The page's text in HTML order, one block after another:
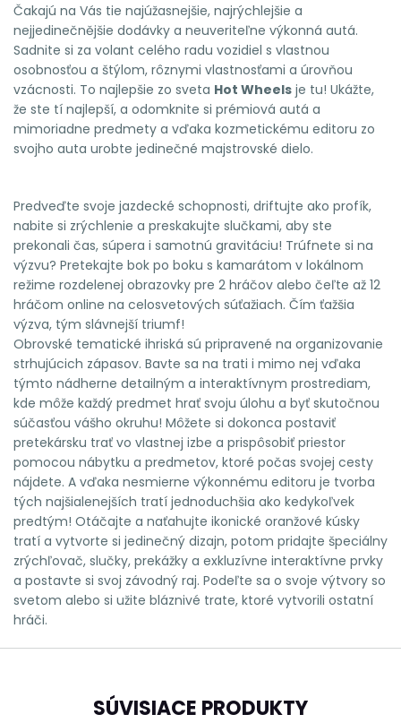
Čakajú na Vás tie najúžasnejšie, najrýchlejšie a
nejjedinečnějšie dodávky a neuveriteľne výkonná autá.
Sadnite si za volant celého radu vozidiel s vlastnou
osobnosťou a štýlom, rôznymi vlastnosťami a úrovňou
vzácnosti. To najlepšie zo sveta Hot Wheels je tu! Ukážte,
že ste tí najlepší, a odomknite si prémiová autá a
mimoriadne predmety a vďaka kozmetickému editoru zo
svojho auta urobte jedinečné majstrovské dielo.
Predveďte svoje jazdecké schopnosti, driftujte ako profík,
nabite si zrýchlenie a preskakujte slučkami, aby ste
prekonali čas, súpera i samotnú gravitáciu! Trúfnete si na
výzvu? Pretekajte bok po boku s kamarátom v lokálnom
režime rozdelenej obrazovky pre 2 hráčov alebo čeľte až 12
hráčom online na celosvetových súťažiach. Čím ťažšia
výzva, tým slávnejší triumf!
Obrovské tematické ihriská sú pripravené na organizovanie
strhujúcich zápasov. Bavte sa na trati i mimo nej vďaka
týmto nádherne detailným a interaktívnym prostrediam,
kde môže každý predmet hrať svoju úlohu a byť skutočnou
súčasťou vášho okruhu! Môžete si dokonca postaviť
pretekársku trať vo vlastnej izbe a prispôsobiť priestor
pomocou nábytku a predmetov, ktoré počas svojej cesty
nájdete. A vďaka nesmierne výkonnému editoru je tvorba
tých najšialenejších tratí jednoduchšia ako kedykoľvek
predtým! Otáčajte a naťahujte ikonické oranžové kúsky
tratí a vytvorte si jedinečný dizajn, potom pridajte špeciálny
zrýchľovač, slučky, prekážky a exkluzívne interaktívne prvky
a postavte si svoj závodný raj. Podeľte sa o svoje výtvory so
svetom alebo si užite bláznivé trate, ktoré vytvorili ostatní
hráči.
SÚVISIACE PRODUKTY